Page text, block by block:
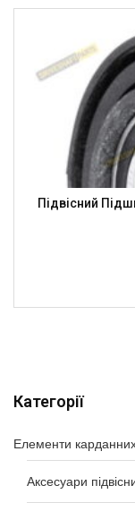
Категорії
Елементи
Аксесуари
Підвісний